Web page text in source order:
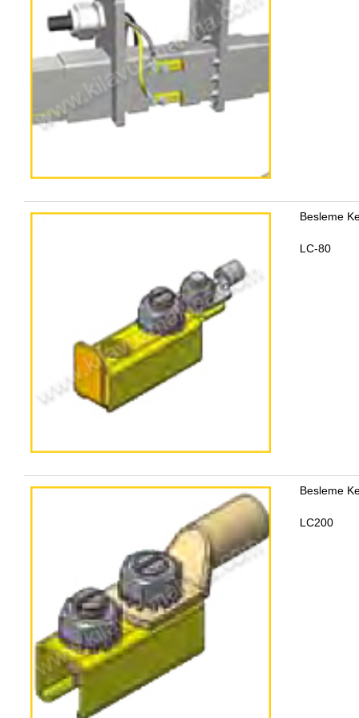
Besleme
LC-80
Besleme
LC200